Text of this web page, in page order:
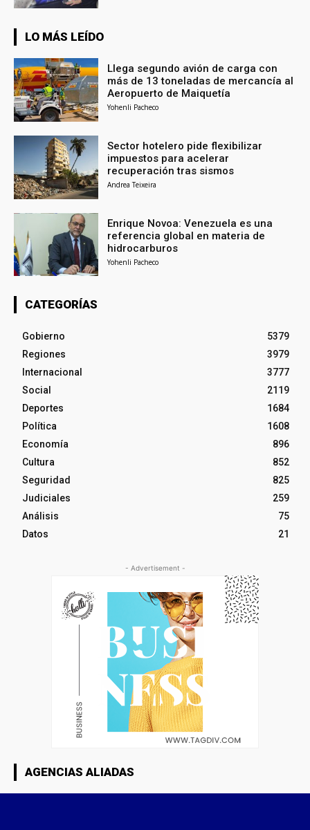
LO MÁS LEÍDO
Llega segundo avión de carga con
más de 13 toneladas de mercancía al
Aeropuerto de Maiquetía
Yohenli Pacheco
Sector hotelero pide flexibilizar
impuestos para acelerar
recuperación tras sismos
Andrea Teixeira
Enrique Novoa: Venezuela es una
referencia global en materia de
hidrocarburos
Yohenli Pacheco
CATEGORÍAS
Gobierno
5379
Regiones
3979
Internacional
3777
Social
2119
Deportes
1684
Política
1608
Economía
896
Cultura
852
Seguridad
825
Judiciales
259
Análisis
75
Datos
21
- Advertisement -
AGENCIAS ALIADAS